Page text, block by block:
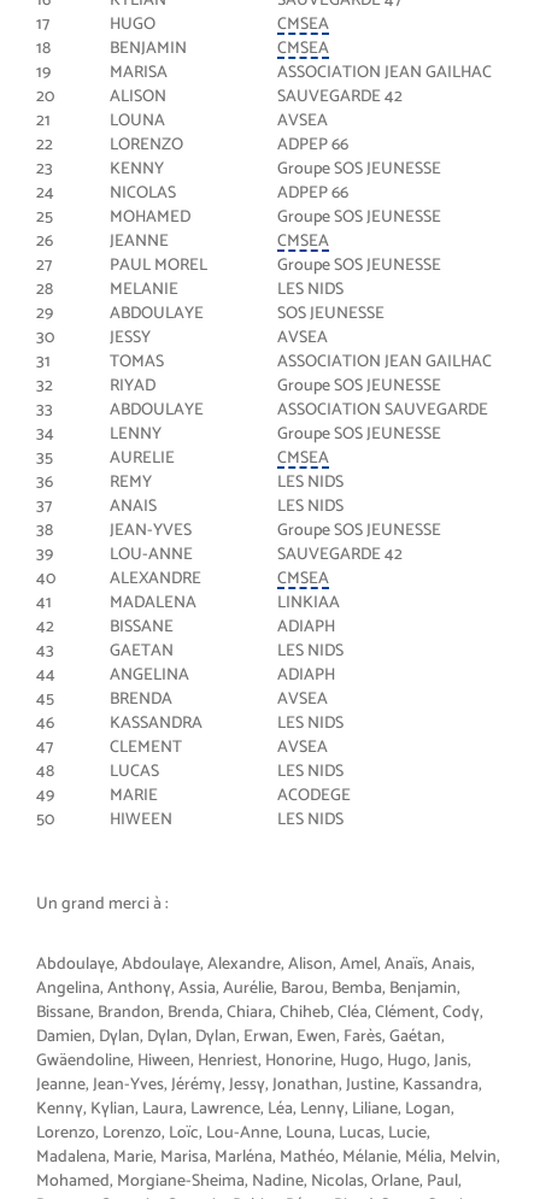
17
HUGO
CMSEA
18
BENJAMIN
CMSEA
19
MARISA
ASSOCIATION JEAN GAILHAC
20
ALISON
SAUVEGARDE 42
21
LOUNA
AVSEA
22
LORENZO
ADPEP 66
23
KENNY
Groupe SOS JEUNESSE
24
NICOLAS
ADPEP 66
25
MOHAMED
Groupe SOS JEUNESSE
26
JEANNE
CMSEA
27
PAUL MOREL
Groupe SOS JEUNESSE
28
MELANIE
LES NIDS
29
ABDOULAYE
SOS JEUNESSE
30
JESSY
AVSEA
31
TOMAS
ASSOCIATION JEAN GAILHAC
32
RIYAD
Groupe SOS JEUNESSE
33
ABDOULAYE
ASSOCIATION SAUVEGARDE
34
LENNY
Groupe SOS JEUNESSE
35
AURELIE
CMSEA
36
REMY
LES NIDS
37
ANAIS
LES NIDS
38
JEAN-YVES
Groupe SOS JEUNESSE
39
LOU-ANNE
SAUVEGARDE 42
40
ALEXANDRE
CMSEA
41
MADALENA
LINKIAA
42
BISSANE
ADIAPH
43
GAETAN
LES NIDS
44
ANGELINA
ADIAPH
45
BRENDA
AVSEA
46
KASSANDRA
LES NIDS
47
CLEMENT
AVSEA
48
LUCAS
LES NIDS
49
MARIE
ACODEGE
50
HIWEEN LES NIDS
Un grand merci à :
Abdoulaye, Abdoulaye, Alexandre, Alison, Amel, Anaïs, Anais,
Angelina, Anthony, Assia, Aurélie, Barou, Bemba, Benjamin,
Bissane, Brandon, Brenda, Chiara, Chiheb, Cléa, Clément, Cody,
Damien, Dylan, Dylan, Dylan, Erwan, Ewen, Farès, Gaétan,
Gwäendoline, Hiween, Henriest, Honorine, Hugo, Hugo, Janis,
Jeanne, Jean-Yves, Jérémy, Jessy, Jonathan, Justine, Kassandra,
Kenny, Kylian, Laura, Lawrence, Léa, Lenny, Liliane, Logan,
Lorenzo, Lorenzo, Loïc, Lou-Anne, Louna, Lucas, Lucie,
Madalena, Marie, Marisa, Marléna, Mathéo, Mélanie, Mélia, Melvin,
Mohamed, Morgiane-Sheima, Nadine, Nicolas, Orlane, Paul,